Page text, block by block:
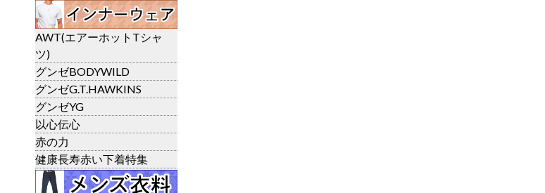
AWT(エアーホットTシャ
ツ)
グンゼBODYWILD
グンゼG.T.HAWKINS
グンゼYG
以心伝心
赤の力
健康長寿赤い下着特集